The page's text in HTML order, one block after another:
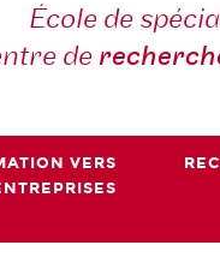
École de
de
VERS